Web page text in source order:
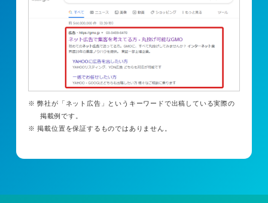
※ 弊社が「ネット広告」というキーワードで出稿している実際の
掲載例です。
※ 掲載位置を保証するものではありません。